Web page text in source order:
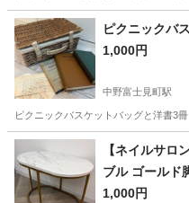
東京 渋谷区 代官山駅 収
ピクニックバ
1,000円
中野富士見町駅
ピクニックバスケットバッグと洋書3
東京 中野区 中野富士見町駅
【ネイルサロ
ブル ゴールド
1,000円